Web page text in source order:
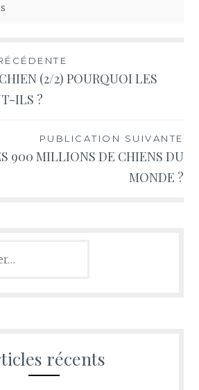
(2/2) POURQUOI LES
ILS ?
PUBLICATION SUIVANTE
900 MILLIONS DE CHIENS DU
MONDE ?
récents